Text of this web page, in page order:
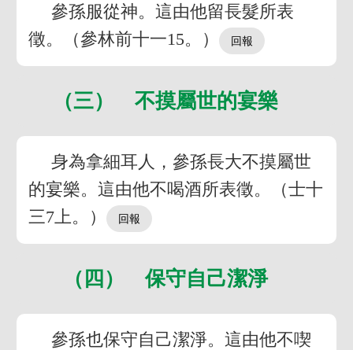
參孫服從神。這由他留長髮所表
徵。（參林前十一15。）
（三） 不摸屬世的宴樂
身為拿細耳人，參孫長大不摸屬世
的宴樂。這由他不喝酒所表徵。（士十
三7上。）
（四） 保守自己潔淨
參孫也保守自己潔淨。這由他不喫